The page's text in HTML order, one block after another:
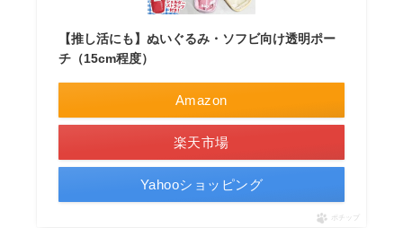
【推し活にも】ぬいぐるみ・ソフビ向け透明ポー
チ（15cm程度）
Amazon
楽天市場
Yahooショッピング
ポチップ